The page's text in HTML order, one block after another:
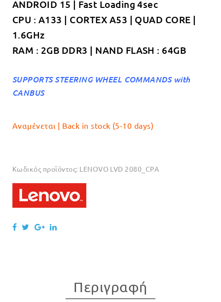
€189.00.
ANDROID 15 | Fast Loading 4sec
CPU : A133 | CORTEX A53 | QUAD CORE |
1.6GHz
RAM : 2GB DDR3 | NAND FLASH : 64GB
SUPPORTS STEERING WHEEL COMMANDSwith
CANBUS
Αναμένεται | Back in stock (5-10 days)
Κωδικός προϊόντος: LENOVO LVD 2080_CPA
Περιγραφή